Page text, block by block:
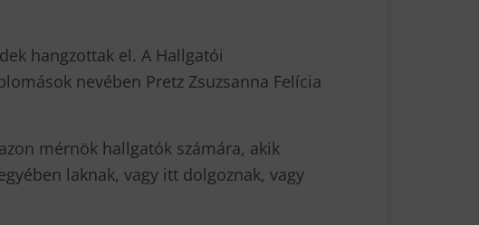
hangzottak el. A Hallgatói
nevében Pretz Zsuzsanna Felícia
mérnök hallgatók számára, akik
laknak, vagy itt dolgoznak, vagy